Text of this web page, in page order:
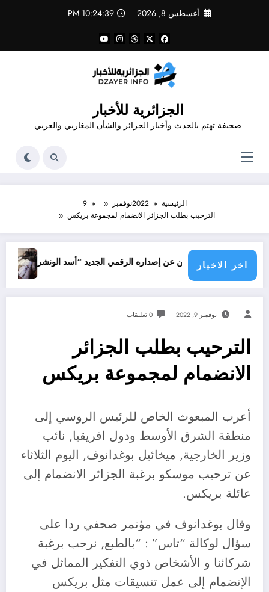
أغسطس 8, 2026 10:24:39 PM
الجزائرية للأخبار
صحيفة تهتم بالحدث وأخبار الجزائر والشأن المغاربي والعربي
الرئيسية 2022نوفمبر
9
الترحيب بطلب الجزائر الانضمام لمجموعة بريكس
اخر الاخبار
شاهد يعلن عن إصداره الرقمي الجديد “أسد الونشريس” تخليدا لنضال
جرائم
نوفمبر 9, 2022 0 تعليقات
الترحيب بطلب الجزائر
الانضمام لمجموعة بريكس
أعرب المبعوث الخاص للرئيس الروسي إلى
منطقة الشرق الأوسط ودول افريقيا, نائب
وزير الخارجية, ميخائيل بوغدانوف, اليوم الثلاثاء
عن ترحيب موسكو برغبة الجزائر الانضمام إلى
عائلة بريكس.
وقال بوغدانوف في مؤتمر صحفي ردا على
سؤال لوكالة “تاس” : “بالطبع, نرحب برغبة
شركائنا و الأشخاص ذوي التفكير المماثل في
الإنضمام إلى عمل تنسيقات مثل بريكس